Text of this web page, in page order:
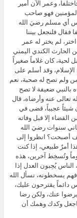
وعمر الآن أمير
المؤمنين فهو صاحب
أي مسلم رضيَ الله
فقال فلنجعل بيننا
لم يختر له عمر
الحارث الكندي اليمني
كان غلاماً صغيراً
وقد أسلم على
ولم تصح له صحبة، نعم
بالنبي ضعيفة لا تصح
تعالى عنه وأرضاه، قال
شيئاً عجيباً، قضى في
القضاء إلا قبل وفاته
سنوات رضيَ الله
أصبحت؟ انظروا إلى
أمرٌ طبيعي، إذا كنت
وتُسخِط آخرين، هذه
الناس يُحِبون العدل إذا
فهم يسخطونه، نسأل الله
دائماً يقترحون عليك،
عنك، ولكن رضا
وكدك وهمك أن